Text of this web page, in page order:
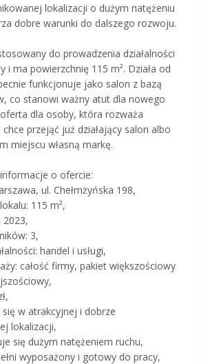
lokalizacji o dużym natężeniu
dobre warunki do dalszego rozwoju.
do prowadzenia działalności
i ma powierzchnię 115 m². Działa od
funkcjonuje jako salon z bazą
co stanowi ważny atut dla nowego
dla osoby, która rozważa
przejąć już działający salon albo
miejscu własną markę.
o ofercie:
ul. Chełmżyńska 198,
115 m²,
2023,
3,
handel i usługi,
całość firmy, pakiet większościowy
się w atrakcyjnej i dobrze
lokalizacji,
się dużym natężeniem ruchu,
wyposażony i gotowy do pracy,